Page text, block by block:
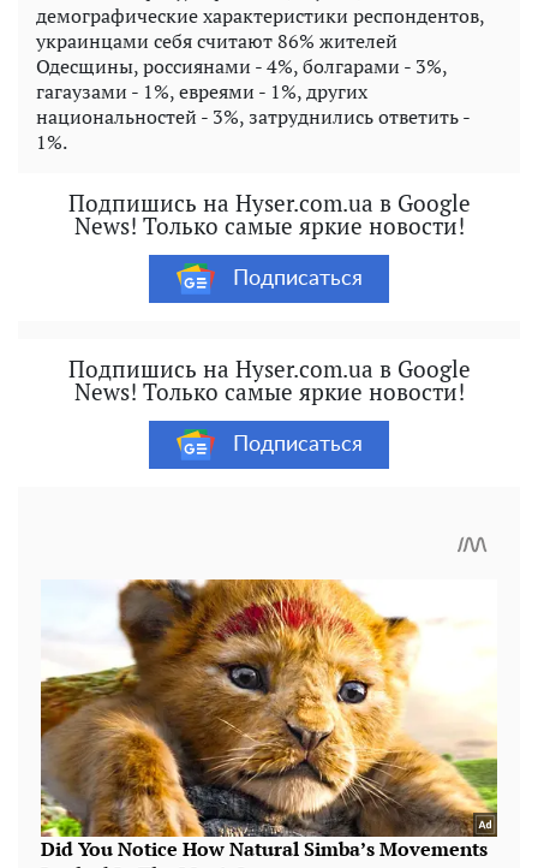
демографические характеристики респондентов,
украинцами себя считают 86% жителей
Одесщины, россиянами - 4%, болгарами - 3%,
гагаузами - 1%, евреями - 1%, других
национальностей - 3%, затруднились ответить -
1%.
Подпишись на Hyser.com.ua в Google
News! Только самые яркие новости!
Подписаться
Подпишись на Hyser.com.ua в Google
News! Только самые яркие новости!
Подписаться